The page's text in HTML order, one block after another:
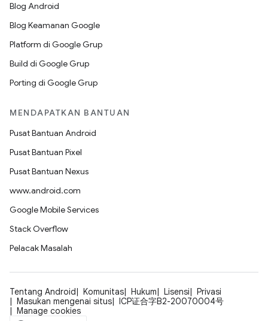
Blog Android
Blog Keamanan Google
Platform di Google Grup
Build di Google Grup
Porting di Google Grup
MENDAPATKAN BANTUAN
Pusat Bantuan Android
Pusat Bantuan Pixel
Pusat Bantuan Nexus
www.android.com
Google Mobile Services
Stack Overflow
Pelacak Masalah
Tentang Android Komunitas Hukum Lisensi
Privasi
Masukan mengenai situs
ICP证合字B2-20070004号
Manage cookies